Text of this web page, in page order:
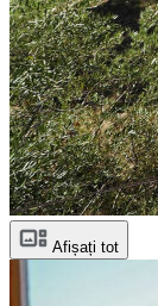
Afișați tot